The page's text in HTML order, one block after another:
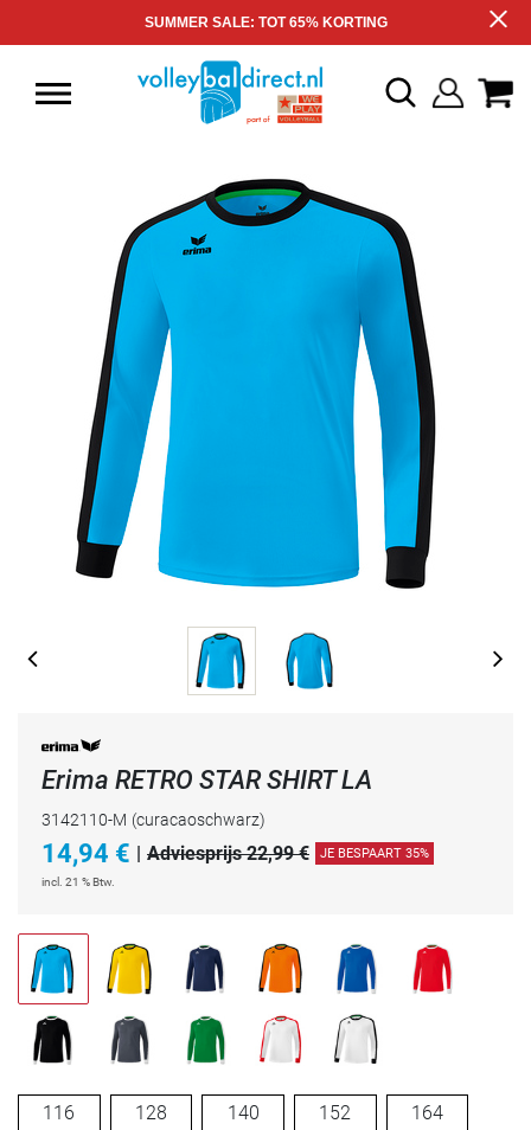
SUMMER SALE: TOT 65% KORTING
Erima RETRO STAR SHIRT LA
3142110-M (curacaoschwarz)
14,94 € | Adviesprijs 22,99 € JE BESPAART 35%
incl. 21 % Btw.
116 128 140 152 164